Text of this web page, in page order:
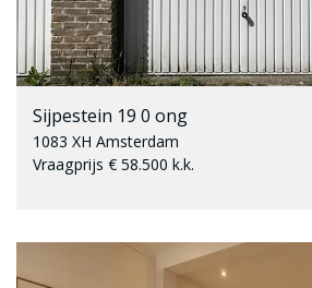
Sijpestein 19 0 ong
1083 XH Amsterdam
Vraagprijs € 58.500 k.k.